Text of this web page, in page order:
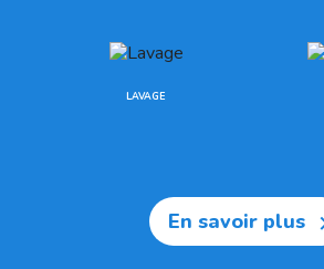
LAVAGE
En savoir plus